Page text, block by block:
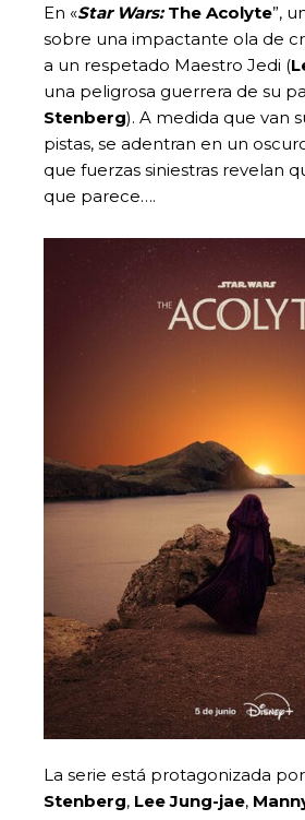
En «Star Wars:The Acolyte”,
sobre una impactante ola de
a un respetado Maestro Jedi (
una peligrosa guerrera de su
Stenberg). A medida que van
pistas, se adentran en un
que fuerzas siniestras revelan
que parece….
La serie está protagonizada por
Stenberg, Lee Jung-jae,